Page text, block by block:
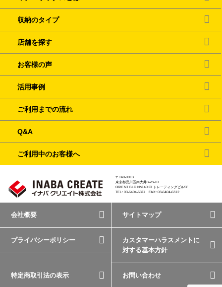
収納のタイプ
店舗を探す
お客様の声
活用事例
ご利用までの流れ
Q&A
ご利用中のお客様へ
〒140-0013
東京都品川区南大井3-28-10
ORIENT BLD No140 OI トレーディングビル5F
TEL: 03-6404-6311 FAX: 03-6404-6312
会社概要 サイトマップ
プライバシーポリシー
カスタマーハラスメントに
対する基本方針
特定商取引法の表示 お問い合わせ